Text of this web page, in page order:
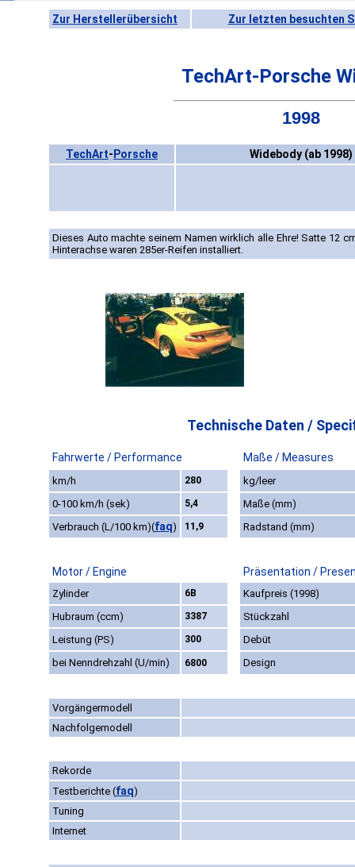
Zur Herstellerübersicht Zur letzten besuchten
TechArt-Porsche
1998
TechArt- Porsche Widebody (ab 1998)
Dieses Auto machte seinem Namen wirklich alle Ehre! Satte 12
Hinterachse waren 285er-Reifen installiert.
Technische Daten /
Fahrwerte / Performance Maße / Measures
km/h 280
kg/leer
0-100 km/h (sek)
5,4
Maße (mm)
Verbrauch (L/100 km)(faq) 11,9 Radstand (mm)
Motor / Engine Präsentation /
Zylinder 6B
Kaufpreis (1998)
Hubraum (ccm)
3387
Stückzahl
Leistung (PS)
300
Debüt
bei Nenndrehzahl (U/min)
6800 Design
Vorgängermodell
Nachfolgemodell
Rekorde
Testberichte (faq)
Tuning
Internet